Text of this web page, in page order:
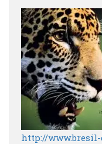
http://www.bresil-